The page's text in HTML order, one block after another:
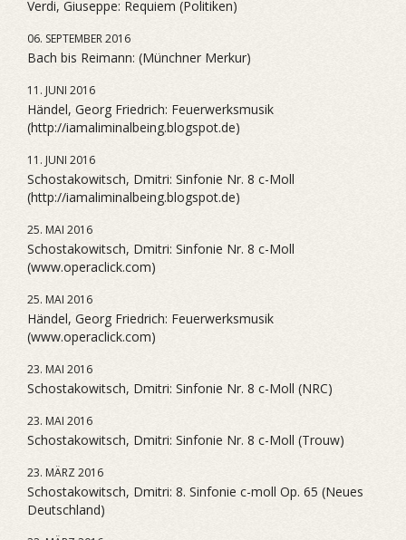
Verdi, Giuseppe: Requiem (Politiken)
06. SEPTEMBER 2016
Bach bis Reimann: (Münchner Merkur)
11. JUNI 2016
Händel, Georg Friedrich: Feuerwerksmusik
(http://iamaliminalbeing.blogspot.de)
11. JUNI 2016
Schostakowitsch, Dmitri: Sinfonie Nr. 8 c-Moll
(http://iamaliminalbeing.blogspot.de)
25. MAI 2016
Schostakowitsch, Dmitri: Sinfonie Nr. 8 c-Moll
(www.operaclick.com)
25. MAI 2016
Händel, Georg Friedrich: Feuerwerksmusik
(www.operaclick.com)
23. MAI 2016
Schostakowitsch, Dmitri: Sinfonie Nr. 8 c-Moll (NRC)
23. MAI 2016
Schostakowitsch, Dmitri: Sinfonie Nr. 8 c-Moll (Trouw)
23. MÄRZ 2016
Schostakowitsch, Dmitri: 8. Sinfonie c-moll Op. 65 (Neues
Deutschland)